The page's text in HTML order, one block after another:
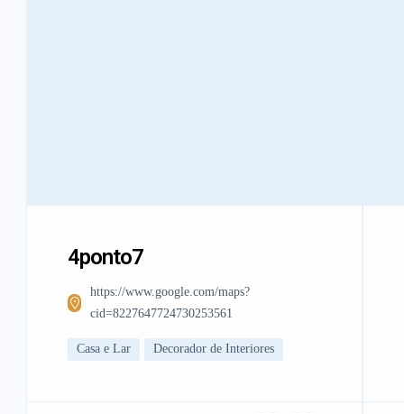
4ponto7
https://www.google.com/maps?
cid=8227647724730253561
Casa e Lar Decorador de Interiores